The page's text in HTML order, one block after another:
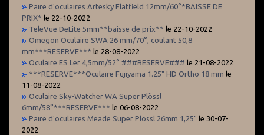
Paire d'oculaires Artesky Flatfield 12mm/60°*BAISSE DE
PRIX* le 22-10-2022
TeleVue DeLite 5mm**baisse de prix** le 22-10-2022
Omegon Oculaire SWA 26 mm/70°, coulant 50,8
mm***RESERVE*** le 28-08-2022
Oculaire ES Ler 4,5mm/52° ###RESERVE### le 21-08-2022
***RESERVE***Oculaire Fujiyama 1.25" HD Ortho 18 mm le
11-08-2022
Oculaire Sky-Watcher WA Super Plössl
6mm/58°***RESERVE*** le 06-08-2022
Paire d'oculaires Meade Super Plössl 26mm 1,25" le 30-07-
2022